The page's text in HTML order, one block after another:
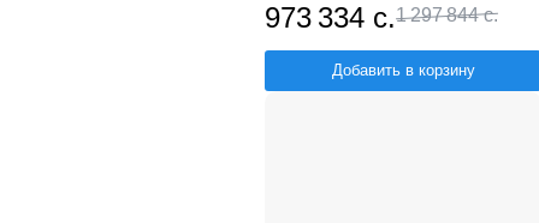
973 334 с.1 297 844 с.
Добавить в корзину